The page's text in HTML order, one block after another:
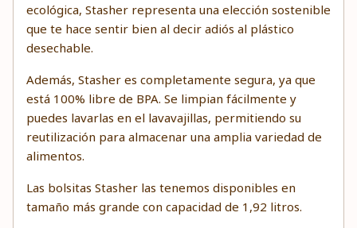
ecológica, Stasher representa una elección sostenible
que te hace sentir bien al decir adiós al plástico
desechable.
Además, Stasher es completamente segura, ya que
está 100% libre de BPA. Se limpian fácilmente y
puedes lavarlas en el lavavajillas, permitiendo su
reutilización para almacenar una amplia variedad de
alimentos.
Las bolsitas Stasher las tenemos disponibles en
tamaño más grande con capacidad de 1,92 litros.